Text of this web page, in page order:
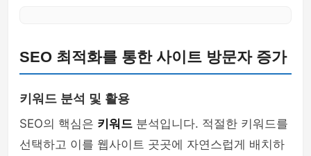
SEO 최적화를 통한 사이트 방문자 증가
키워드 분석 및 활용
SEO의 핵심은 키워드 분석입니다. 적절한 키워드를
선택하고 이를 웹사이트 곳곳에 자연스럽게 배치하